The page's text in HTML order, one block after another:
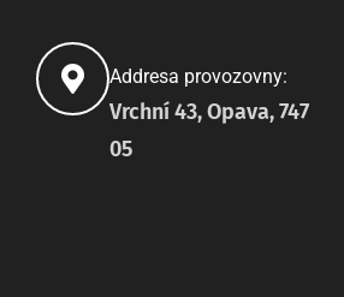
Addresa provozovny:
Vrchní 43, Opava, 747
05